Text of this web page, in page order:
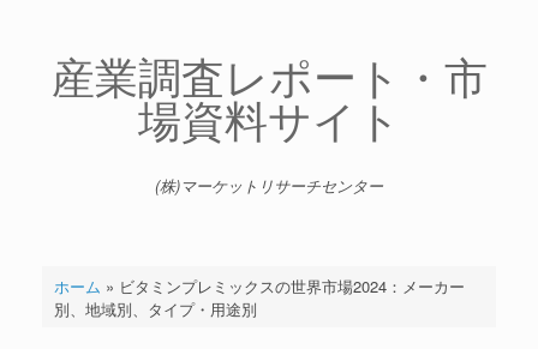
産業調査レポート・市
場資料サイト
(株)マーケットリサーチセンター
ホーム » ビタミンプレミックスの世界市場2024：メーカー
別、地域別、タイプ・用途別